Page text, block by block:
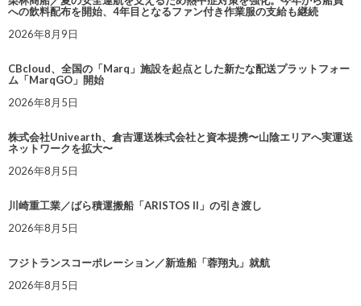
への飲料配布を開始、4年目となるファン付き作業服の支給も継続
2026年8月9日
CBcloud、全国の「Marq」施設を起点とした新たな配送プラットフォー
ム「MarqGO」開始
2026年8月5日
株式会社Univearth、倉吉運送株式会社と資本提携〜山陰エリアへ実運送
ネットワークを拡大〜
2026年8月5日
川崎重工業／ばら積運搬船「ARISTOS II」の引き渡し
2026年8月5日
フジトランスコーポレーション／新造船「蓉翔丸」就航
2026年8月5日